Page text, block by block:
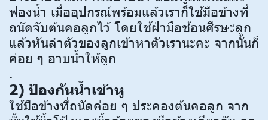
ฟองน้ำ เมื่ออุปกรณ์พร้อมแล้วเราก็ใช้มือข้างที่
ถนัดจับต้นคอลูกไว้ โดยใช้ฝ่ามือช้อนศีรษะลูก
แล้วหันลำตัวของลูกเข้าหาตัวเรานะคะ จากนั้นก็
ค่อย ๆ อาบน้ำให้ลูก
.
2) ป้องกันน้ำเข้าหู
ใช้มือข้างที่ถนัดค่อย ๆ ประคองต้นคอลูก จาก